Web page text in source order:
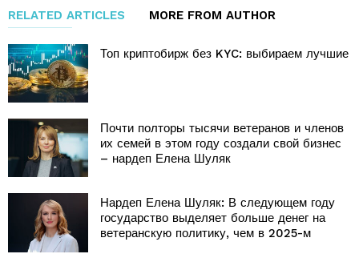
RELATED ARTICLES MORE FROM AUTHOR
Топ криптобирж без KYC: выбираем лучшие
Почти полторы тысячи ветеранов и членов
их семей в этом году создали свой бизнес
– нардеп Елена Шуляк
Нардеп Елена Шуляк: В следующем году
государство выделяет больше денег на
ветеранскую политику, чем в 2025-м